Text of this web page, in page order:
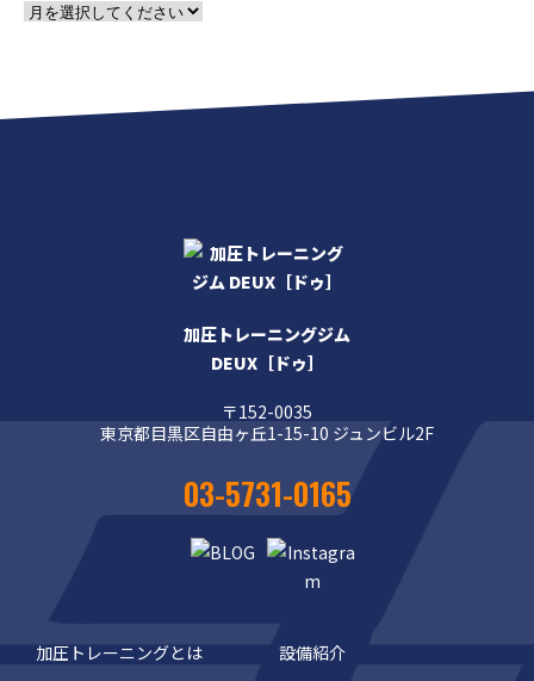
加圧トレーニングジム
DEUX［ドゥ］
〒152-0035
東京都目黒区自由ヶ丘1-15-10 ジュンビル2F
03-5731-0165
加圧トレーニングとは 設備紹介